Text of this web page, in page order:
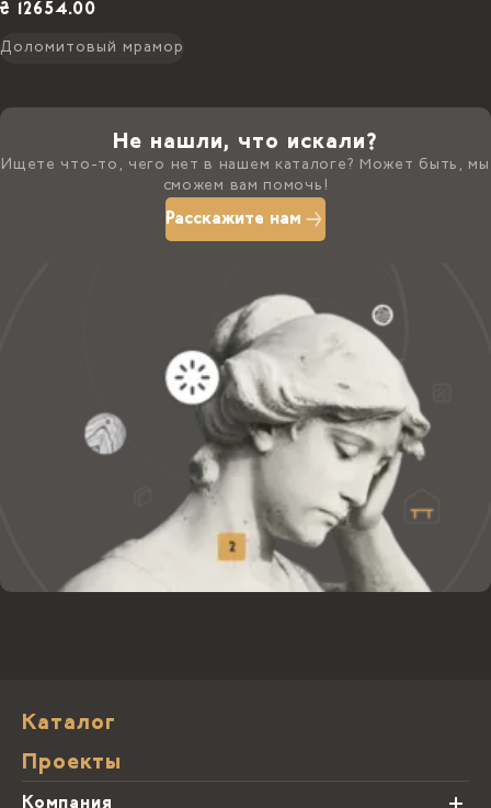
₴ 12654.00
Доломитовый мрамор
Не нашли, что искали?
Ищете что-то, чего нет в нашем каталоге? Может быть, мы
сможем вам помочь!
Расскажите нам
Каталог
Проекты
Компания